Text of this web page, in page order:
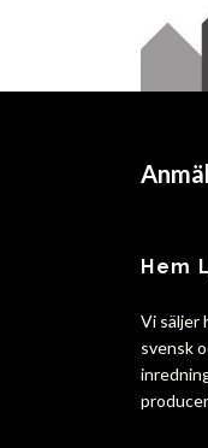
Hem
Vi säljer
svensk